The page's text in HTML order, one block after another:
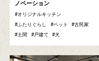
ノベーション
オリジナルキッチン
ふたりぐらし
ペット
古民家
土間
戸建て 犬